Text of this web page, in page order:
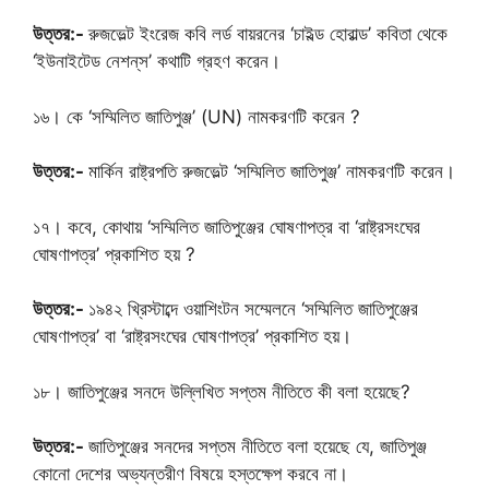
উত্তর:-রুজভেল্ট ইংরেজ কবি লর্ড বায়রনের ‘চাইল্ড হোরাল্ড’ কবিতা থেকে
‘ইউনাইটেড নেশন্‌স’ কথাটি গ্রহণ করেন।
১৬। কে ‘সম্মিলিত জাতিপুঞ্জ’ (UN) নামকরণটি করেন ?
উত্তর:- মার্কিন রাষ্ট্রপতি রুজভেল্ট ‘সম্মিলিত জাতিপুঞ্জ’ নামকরণটি করেন।
১৭। কবে, কোথায় ‘সম্মিলিত জাতিপুঞ্জের ঘোষণাপত্র বা ‘রাষ্ট্রসংঘের
ঘোষণাপত্র’ প্রকাশিত হয় ?
উত্তর:- ১৯৪২ খ্রিস্টাব্দে ওয়াশিংটন সম্মেলনে ‘সম্মিলিত জাতিপুঞ্জের
ঘোষণাপত্র’ বা ‘রাষ্ট্রসংঘের ঘোষণাপত্র’ প্রকাশিত হয়।
১৮। জাতিপুঞ্জের সনদে উল্লিখিত সপ্তম নীতিতে কী বলা হয়েছে?
উত্তর:- জাতিপুঞ্জের সনদের সপ্তম নীতিতে বলা হয়েছে যে, জাতিপুঞ্জ
কোনো দেশের অভ্যন্তরীণ বিষয়ে হস্তক্ষেপ করবে না।